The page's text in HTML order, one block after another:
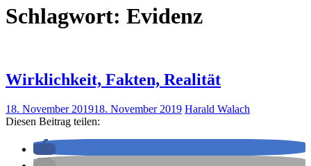
Schlagwort: Evidenz
Wirklichkeit, Fakten, Realität
18. November 201918. November 2019 Harald Walach
Diesen Beitrag teilen: